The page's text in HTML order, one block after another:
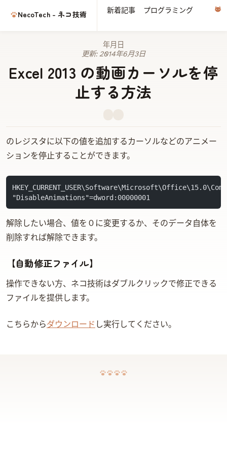
NecoTech - ネコ技術 新着記事 プログラミング 電子
2014年5月22日
更新: 2014年6月3日
Excel 2013 の動画カーソルを停
止する方法
Windowsのレジスタに以下の値を追加するカーソルなどのアニメー
ションを停止することができます。
"DisableAnimations"=dword:00000001
解除したい場合、値を０に変更するか、そのデータ自体を
削除すれば解除できます。
【自動修正ファイル】
操作できない方、ネコ技術はダブルクリックで修正できる
ファイルを提供します。
こちらからダウンロード し実行してください。